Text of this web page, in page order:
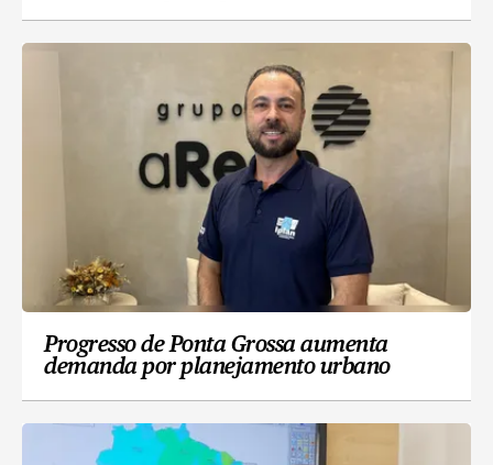
Progresso de Ponta Grossa aumenta
demanda por planejamento urbano